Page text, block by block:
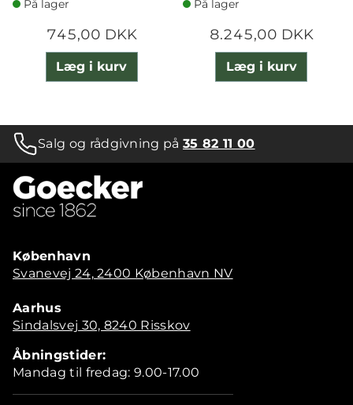
På lager
745,00 DKK
Læg i kurv
På lager
8.245,00 DKK
Læg i kurv
Salg og rådgivning på35 82 11 00
København
Svanevej 24, 2400 København NV
Aarhus
Sindalsvej 30, 8240 Risskov
Åbningstider:
Mandag til fredag: 9.00-17.00